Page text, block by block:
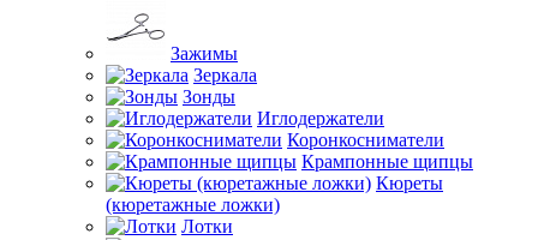
Зажимы
Зеркала
Зонды
Иглодержатели
Коронкосниматели
Крампонные щипцы
Кюреты
(кюретажные ложки)
Лотки